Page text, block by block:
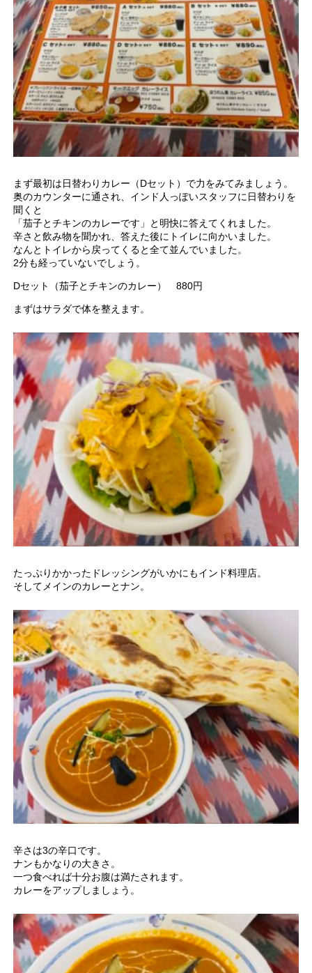
まず最初は日替わりカレー（Dセット）で力をみてみましょう。
奥のカウンターに通され、インド人っぽいスタッフに日替わりを
聞くと
「茄子とチキンのカレーです」と明快に答えてくれました。
辛さと飲み物を聞かれ、答えた後にトイレに向かいました。
なんとトイレから戻ってくると全て並んでいました。
2分も経っていないでしょう。
Dセット（茄子とチキンのカレー） 880円
まずはサラダで体を整えます。
たっぷりかかったドレッシングがいかにもインド料理店。
そしてメインのカレーとナン。
辛さは3の辛口です。
ナンもかなりの大きさ。
一つ食べれば十分お腹は満たされます。
カレーをアップしましょう。